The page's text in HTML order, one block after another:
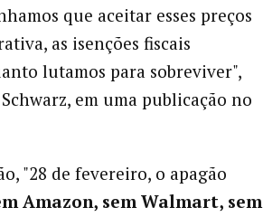
que aceitar esses preços
as isenções fiscais
lutamos para sobreviver",
em uma publicação no
"28 de fevereiro, o apagão
Amazon, sem Walmart, sem